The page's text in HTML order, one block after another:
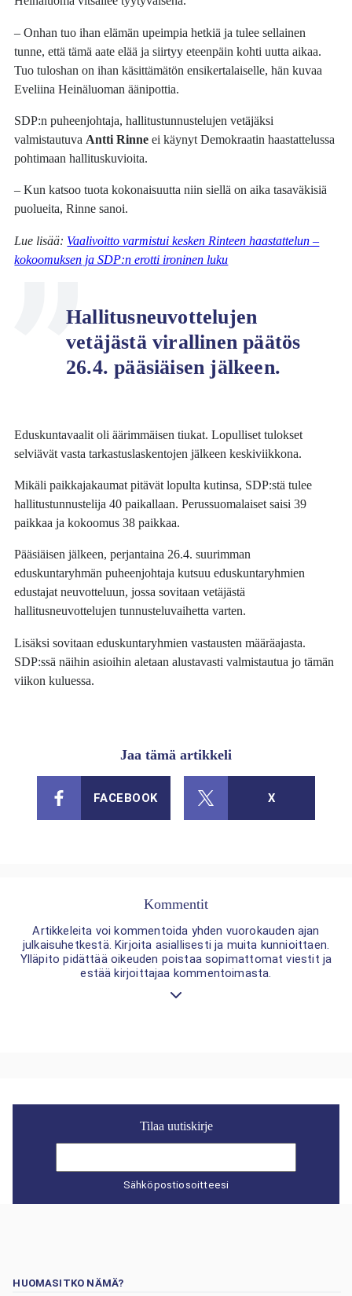
– Onhan tuo ihan elämän upeimpia hetkiä ja tulee sellainen
tunne, että tämä aate elää ja siirtyy eteenpäin kohti uutta aikaa.
Tuo tuloshan on ihan käsittämätön ensikertalaiselle, hän kuvaa
Eveliina Heinäluoman äänipottia.
SDP:n puheenjohtaja, hallitustunnustelujen vetäjäksi
valmistautuvaAntti Rinne ei käynyt Demokraatin haastattelussa
pohtimaan hallituskuvioita.
– Kun katsoo tuota kokonaisuutta niin siellä on aika tasaväkisiä
puolueita, Rinne sanoi.
Lue lisää: Vaalivoitto varmistui kesken Rinteen haastattelun –
kokoomuksen ja SDP:n erotti ironinen luku
Hallitusneuvottelujen
vetäjästä virallinen päätös
26.4. pääsiäisen jälkeen.
Eduskuntavaalit oli äärimmäisen tiukat. Lopulliset tulokset
selviävät vasta tarkastuslaskentojen jälkeen keskiviikkona.
Mikäli paikkajakaumat pitävät lopulta kutinsa, SDP:stä tulee
hallitustunnustelija 40 paikallaan. Perussuomalaiset saisi 39
paikkaa ja kokoomus 38 paikkaa.
Pääsiäisen jälkeen, perjantaina 26.4. suurimman
eduskuntaryhmän puheenjohtaja kutsuu eduskuntaryhmien
edustajat neuvotteluun, jossa sovitaan vetäjästä
hallitusneuvottelujen tunnusteluvaihetta varten.
Lisäksi sovitaan eduskuntaryhmien vastausten määräajasta.
SDP:ssä näihin asioihin aletaan alustavasti valmistautua jo tämän
viikon kuluessa.
Jaa tämä artikkeli
FACEBOOK X
Kommentit
Artikkeleita voi kommentoida yhden vuorokauden ajan
julkaisuhetkestä. Kirjoita asiallisesti ja muita kunnioittaen.
Ylläpito pidättää oikeuden poistaa sopimattomat viestit ja
estää kirjoittajaa kommentoimasta.
Tilaa uutiskirje
Sähköpostiosoitteesi
HUOMASITKO NÄMÄ?